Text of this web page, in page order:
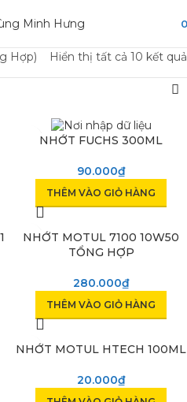
0
Hợp) Hiển thị tất cả 10 kết quả
NHỚT FUCHS 300ML
90.000₫
THÊM VÀO GIỎ HÀNG
NHỚT MOTUL 7100 10W50
TỔNG HỢP
280.000₫
THÊM VÀO GIỎ HÀNG
NHỚT MOTUL HTECH 100ML
20.000₫